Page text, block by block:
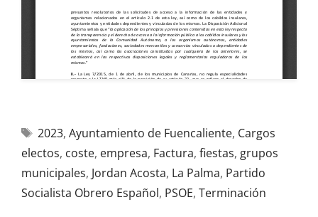
2023, Ayuntamiento de Fuencaliente, Cargos
electos, coste, empresa, Factura, fiestas, grupos
municipales, Jordan Acosta, La Palma, Partido
Socialista Obrero Español, PSOE, Terminación